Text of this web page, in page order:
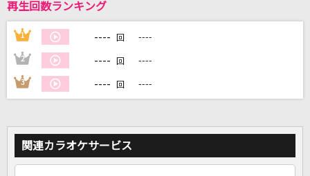
再生回数ランキング
1 ---- 回 ----
2 ---- 回 ----
3 ---- 回 ----
関連カラオケサービス